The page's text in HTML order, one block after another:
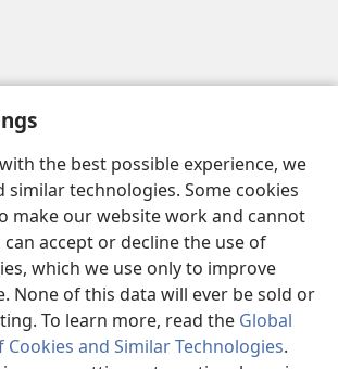
the best possible experience, we
similar technologies. Some cookies
make our website work and cannot
can accept or decline the use of
which we use only to improve
None of this data will ever be sold or
To learn more, read the Global
Cookies and Similar Technologies.
LIBRARY